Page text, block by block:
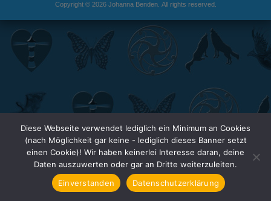
Copyright © 2026 Johanna Benden. All rights reserved.
Diese Webseite verwendet lediglich ein Minimum an Cookies
(nach Möglichkeit gar keine - lediglich dieses Banner setzt
einen Cookie)! Wir haben keinerlei Interesse daran, deine
Daten auszuwerten oder gar an Dritte weiterzuleiten.
Einverstanden
Datenschutzerklärung